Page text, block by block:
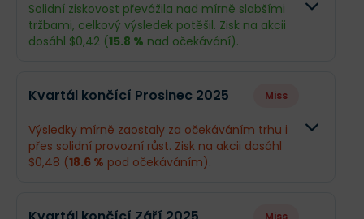
Solidní ziskovost převážila nad mírně slabšími
tržbami, celkový výsledek potěšil. Zisk na akcii
dosáhl $0,42 (15.8 % nad očekávání).
Příjmy $160,5 mil.
Kvartál končící Prosinec 2025 Miss
Výsledky mírně zaostaly za očekáváním trhu i
přes solidní provozní růst. Zisk na akcii dosáhl
$0,48 (18.6 % pod očekáváním).
Miss